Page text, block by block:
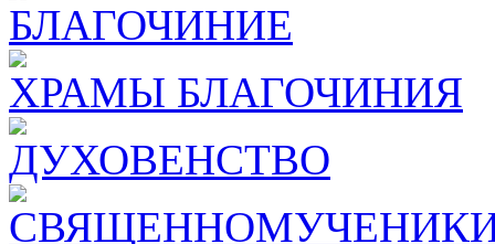
БЛАГОЧИНИЕ
ХРАМЫ БЛАГОЧИНИЯ
ДУХОВЕНСТВО